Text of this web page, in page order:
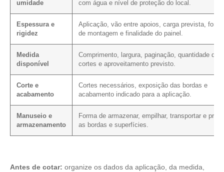
umidade
com água e nível de proteção do local.
Espessura e
rigidez
Aplicação, vão entre apoios, carga prevista, forma
de montagem e finalidade do painel.
Medida
disponível
Comprimento, largura, paginação, quantidade de
cortes e aproveitamento previsto.
Corte e
acabamento
Cortes necessários, exposição das bordas e
acabamento indicado para a aplicação.
Manuseio e
armazenamento
Forma de armazenar, empilhar, transportar e
as bordas e superfícies.
Antes de cotar: organize os dados da aplicação, da medida,